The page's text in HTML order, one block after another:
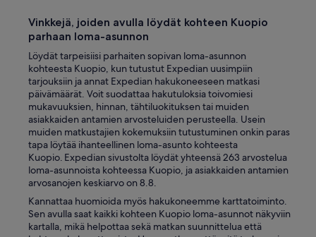
Vinkkejä, joiden avulla löydät kohteen Kuopio
parhaan loma-asunnon
Löydät tarpeisiisi parhaiten sopivan loma-asunnon
kohteesta Kuopio, kun tutustut Expedian uusimpiin
tarjouksiin ja annat Expedian hakukoneeseen matkasi
päivämäärät. Voit suodattaa hakutuloksia toivomiesi
mukavuuksien, hinnan, tähtiluokituksen tai muiden
asiakkaiden antamien arvosteluiden perusteella. Usein
muiden matkustajien kokemuksiin tutustuminen onkin paras
tapa löytää ihanteellinen loma-asunto kohteesta
Kuopio. Expedian sivustolta löydät yhteensä 263 arvostelua
loma-asunnoista kohteessa Kuopio, ja asiakkaiden antamien
arvosanojen keskiarvo on 8.8.
Kannattaa huomioida myös hakukoneemme karttatoiminto.
Sen avulla saat kaikki kohteen Kuopio loma-asunnot näkyviin
kartalla, mikä helpottaa sekä matkan suunnittelua että